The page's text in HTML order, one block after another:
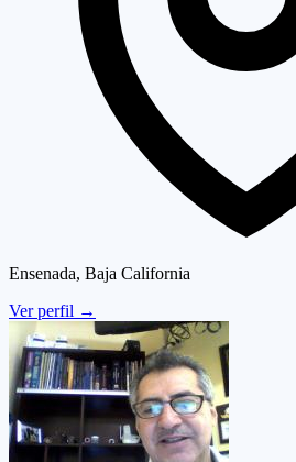
Ensenada, Baja California
Ver perfil →